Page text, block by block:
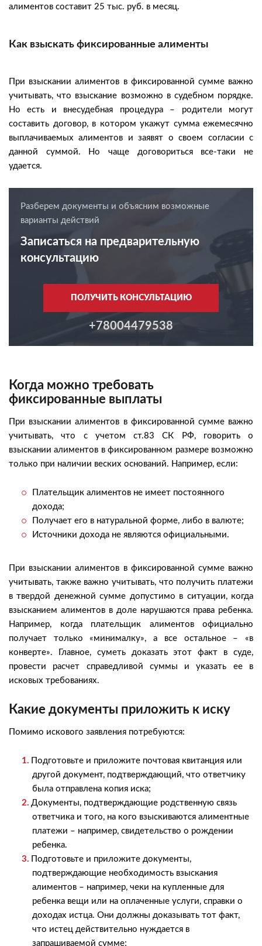
алиментов составит 25 тыс. руб. в месяц.
Как взыскать фиксированные алименты
При взыскании алиментов в фиксированной сумме важно
учитывать, что взыскание возможно в судебном порядке.
Но есть и внесудебная процедура – родители могут
составить договор, в котором укажут сумма ежемесячно
выплачиваемых алиментов и заявят о своем согласии с
данной суммой. Но чаще договориться все-таки не
удается.
Разберем документы и объясним возможные
варианты действий
Записаться на предварительную
консультацию
ПОЛУЧИТЬ КОНСУЛЬТАЦИЮ
+78004479538
Когда можно требовать
фиксированные выплаты
При взыскании алиментов в фиксированной сумме важно
учитывать, что с учетом ст.83 СК РФ, говорить о
взыскании алиментов в фиксированном размере возможно
только при наличии веских оснований. Например, если:
Плательщик алиментов не имеет постоянного
дохода;
Получает его в натуральной форме, либо в валюте;
Источники дохода не являются официальными.
При взыскании алиментов в фиксированной сумме важно
учитывать, также важно учитывать, что получить платежи
в твердой денежной сумме допустимо в ситуации, когда
взысканием алиментов в доле нарушаются права ребенка.
Например, когда плательщик алиментов официально
получает только «минималку», а все остальное – «в
конверте». Главное, суметь доказать этот факт в суде,
провести расчет справедливой суммы и указать ее в
исковых требованиях.
Какие документы приложить к иску
Помимо искового заявления потребуются:
Подготовьте и приложите почтовая квитанция или
другой документ, подтверждающий, что ответчику
была отправлена копия иска;
Документы, подтверждающие родственную связь
ответчика и того, на кого взыскиваются алиментные
платежи – например, свидетельство о рождении
ребенка.
Подготовьте и приложите документы,
подтверждающие необходимость взыскания
алиментов – например, чеки на купленные для
ребенка вещи или на оплаченные услуги, справки о
доходах истца. Они должны доказывать тот факт,
что истец действительно нуждается в
запрашиваемой сумме;